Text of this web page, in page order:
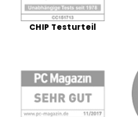
CHIP Testurteil